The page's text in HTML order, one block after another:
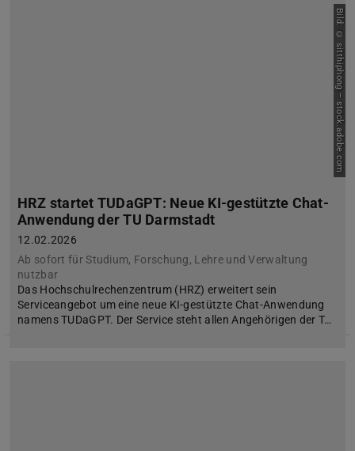
Bild: © sitthiphong – stock.adobe.com
HRZ startet TUDaGPT: Neue KI-gestützte Chat-
Anwendung der TU Darmstadt
12.02.2026
Ab sofort für Studium, Forschung, Lehre und Verwaltung
nutzbar
Das Hochschulrechenzentrum (HRZ) erweitert sein
Serviceangebot um eine neue KI-gestützte Chat-Anwendung
namens TUDaGPT. Der Service steht allen Angehörigen der T…